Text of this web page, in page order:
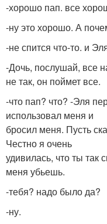
-хорошо пап. все
-ну это хорошо. А
-не спится что-то. и
-Дочь, послушай, все
не так, он поймет все.
-что пап? что? -Эля
использовал меня и
бросил меня. Пусть
Честно я очень
удивилась, что ты так
меня убьешь.
-тебя? надо было да?
-ну.